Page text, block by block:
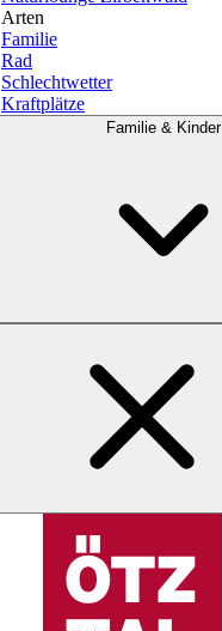
Arten
Familie
Rad
Schlechtwetter
Kraftplätze
Familie & Kinder